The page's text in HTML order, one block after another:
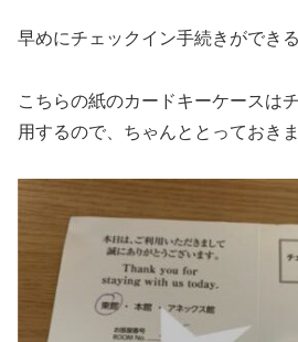
早めにチェックイン手続きができ
こちらの紙のカードキーケースは
用するので、ちゃんととっておき